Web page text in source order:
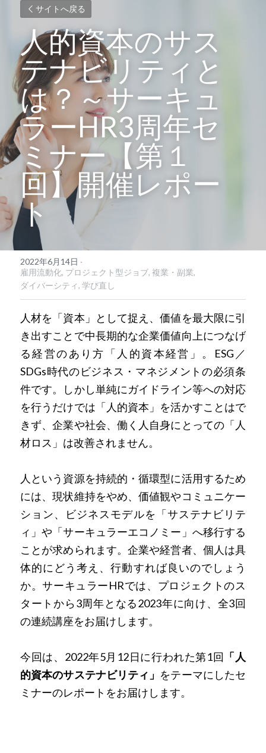
サイトへ戻る
人的資本のサス
テナビリティと
は？～サーキュ
ラーHR3周年セ
ミナー【第１
回】開催レポー
ト
2022年6月14日 ·
雇用流動化, プロジェクト型ジョブ, 複業・副業,
ダイバーシティ, 学び直し
人材を「資本」として捉え、価値を最大限に引
き出すことで中長期的な企業価値向上につなげ
る経営のあり方「人的資本経営」。ESG／
SDGs時代のビジネス・マネジメントの必須条
件です。しかし単純にガイドライン等への対応
を行うだけでは「人的資本」を活かすことはで
きず、企業や社会、働く人自身にとっての「人
材ロス」は改善されません。
人という資源を持続的・循環型に活用するため
には、現状維持をやめ、価値観やコミュニケー
ション、ビジネスモデルを「サステナビリテ
ィ」や「サーキュラーエコノミー」へ移行する
ことが求められます。企業や経営者、個人は具
体的にどう考え、行動すれば良いのでしょう
か。サーキュラーHRでは、プロジェクトのス
タートから3周年となる2023年に向け、全3回
の連続講座をお届けします。
今回は、2022年5月12日に行われた第1回 「人
的資本のサステナビリティ」 をテーマにしたセ
ミナーのレポートをお届けします。